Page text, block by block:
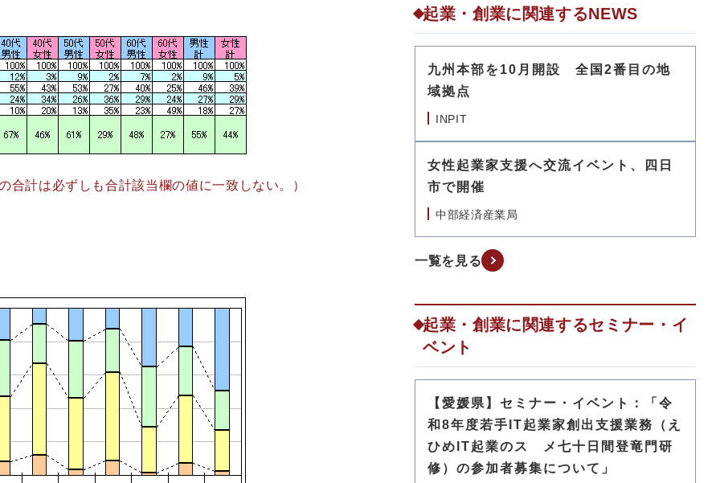
計は必ずしも合計該当欄の値に一致しない。）
起業・創業に関連するNEWS
九州本部を10月開設 全国2番目の地
域拠点
INPIT
女性起業家支援へ交流イベント、四日
市で開催
中部経済産業局
一覧を見る
起業・創業に関連するセミナー・イ
ベント
【愛媛県】セミナー・イベント：「令
和8年度若手IT起業家創出支援業務（え
ひめIT起業のスゝメ七十日間登竜門研
修）の参加者募集について」